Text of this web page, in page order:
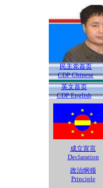
民主党首页
CDP Chinese
英文首页
CDP English
成立宣言
Declaration
政治纲领
Principle